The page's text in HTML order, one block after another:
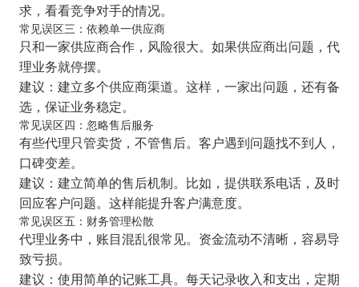
求，看看竞争对手的情况。
常见误区三：依赖单一供应商
只和一家供应商合作，风险很大。如果供应商出问题，代
理业务就停摆。
建议：建立多个供应商渠道。这样，一家出问题，还有备
选，保证业务稳定。
常见误区四：忽略售后服务
有些代理只管卖货，不管售后。客户遇到问题找不到人，
口碑变差。
建议：建立简单的售后机制。比如，提供联系电话，及时
回应客户问题。这样能提升客户满意度。
常见误区五：财务管理松散
代理业务中，账目混乱很常见。资金流动不清晰，容易导
致亏损。
建议：使用简单的记账工具。每天记录收入和支出，定期